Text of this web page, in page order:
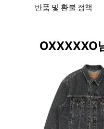
반품 및 환불 정책
OXXXXXO